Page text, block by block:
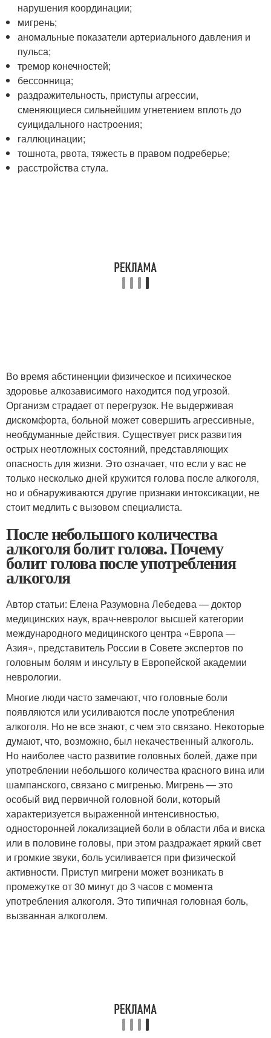
нарушения координации;
мигрень;
аномальные показатели артериального давления и
пульса;
тремор конечностей;
бессонница;
раздражительность, приступы агрессии,
сменяющиеся сильнейшим угнетением вплоть до
суицидального настроения;
галлюцинации;
тошнота, рвота, тяжесть в правом подреберье;
расстройства стула.
Во время абстиненции физическое и психическое
здоровье алкозависимого находится под угрозой.
Организм страдает от перегрузок. Не выдерживая
дискомфорта, больной может совершить агрессивные,
необдуманные действия. Существует риск развития
острых неотложных состояний, представляющих
опасность для жизни. Это означает, что если у вас не
только несколько дней кружится голова после алкоголя,
но и обнаруживаются другие признаки интоксикации, не
стоит медлить с вызовом специалиста.
После небольшого количества
алкоголя болит голова. Почему
болит голова после употребления
алкоголя
Автор статьи: Елена Разумовна Лебедева — доктор
медицинских наук, врач-невролог высшей категории
международного медицинского центра «Европа —
Азия», представитель России в Совете экспертов по
головным болям и инсульту в Европейской академии
неврологии.
Многие люди часто замечают, что головные боли
появляются или усиливаются после употребления
алкоголя. Но не все знают, с чем это связано. Некоторые
думают, что, возможно, был некачественный алкоголь.
Но наиболее часто развитие головных болей, даже при
употреблении небольшого количества красного вина или
шампанского, связано с мигренью. Мигрень — это
особый вид первичной головной боли, который
характеризуется выраженной интенсивностью,
односторонней локализацией боли в области лба и виска
или в половине головы, при этом раздражает яркий свет
и громкие звуки, боль усиливается при физической
активности. Приступ мигрени может возникать в
промежутке от 30 минут до 3 часов с момента
употребления алкоголя. Это типичная головная боль,
вызванная алкоголем.